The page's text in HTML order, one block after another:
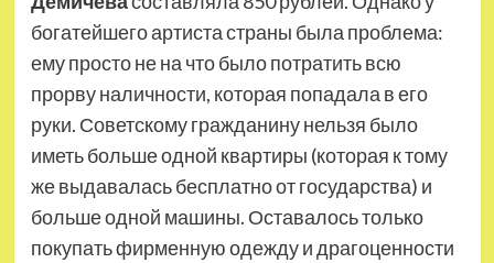
богатейшего артиста страны была проблема:
ему просто не на что было потратить всю
прорву наличности, которая попадала в его
руки. Советскому гражданину нельзя было
иметь больше одной квартиры (которая к тому
же выдавалась бесплатно от государства) и
больше одной машины. Оставалось только
покупать фирменную одежду и драгоценности